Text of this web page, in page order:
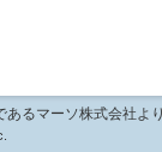
るマーソ株式会社よ